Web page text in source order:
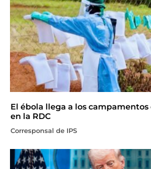
El ébola llega a los
en la RDC
Corresponsal de IPS